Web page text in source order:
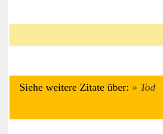
Siehe weitere Zitate über: Tod